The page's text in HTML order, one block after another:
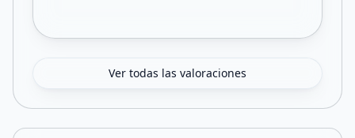
Ver todas las valoraciones